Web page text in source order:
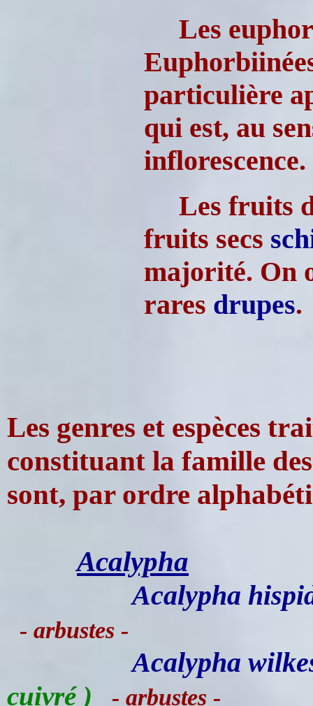
Les
particulière
qui est, au
inflorescence.
Les fruits
fruits secs
majorité. On
rares drupes.
Les genres et espèces
constituant la famille
sont, par ordre
Acalypha
Acalypha
- arbustes -
Acalypha
cuivré ) - arbustes -